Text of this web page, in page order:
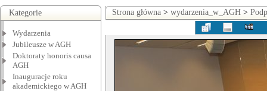
Kategorie
Wydarzenia
Jubileusze w AGH
Doktoraty honoris causa
AGH
Inauguracje roku
akademickiego w AGH
Strona główna > wydarzenia_w_AGH >